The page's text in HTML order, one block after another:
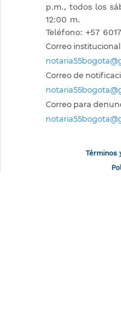
p.m., todos los
12:00 m.
Teléfono: +57
Correo institucional:
Correo de
Correo para
Términos